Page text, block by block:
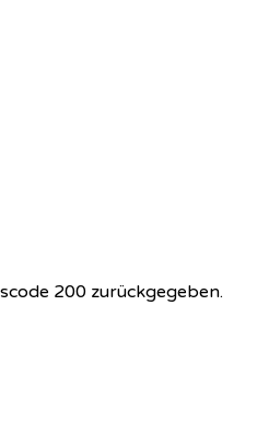
200 zurückgegeben.